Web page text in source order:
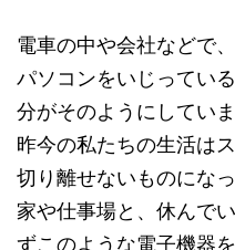
電車の中や会社などで
パソコンをいじってい
分がそのようにしてい
昨今の私たちの生活は
切り離せないものにな
家や仕事場と、休んで
ずこのような電子機器